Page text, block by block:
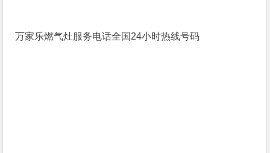
万家乐燃气灶服务电话全国24小时热线号码